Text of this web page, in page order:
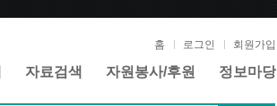
홈 로그인 회원가입
자료검색 자원봉사/후원 정보마당